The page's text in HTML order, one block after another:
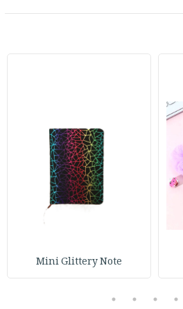
Mini Glittery Note
2
3
4
5